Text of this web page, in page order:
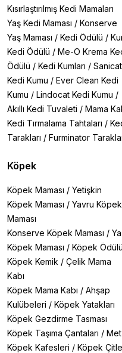
Kısırlaştırılmış Kedi Mamaları
Yaş Kedi Maması / Konserve
Yaş Maması / Kedi Ödülü /
Kedi Ödülü / Me-O Krema
Ödülü / Kedi Kumları / Sanicat
Kedi Kumu / Ever Clean Kedi
Kumu / Lindocat Kedi Kumu /
Akıllı Kedi Tuvaleti / Mama
Kedi Tırmalama Tahtaları /
Tarakları / Furminator
Köpek
Köpek Maması / Yetişkin
Köpek Maması / Yavru Köpek
Maması
Konserve Köpek Maması /
Köpek Maması / Köpek Ödülü
Köpek Kemik / Çelik Mama
Kabı
Köpek Mama Kabı / Ahşap
Kulübeleri / Köpek Yatakları
Köpek Gezdirme Tasması
Köpek Taşıma Çantaları /
Köpek Kafesleri / Köpek